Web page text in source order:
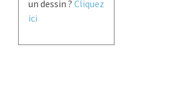
un dessin ? Cliquez
ici